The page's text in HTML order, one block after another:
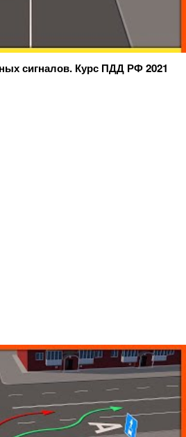
сигналов. Курс ПДД РФ 2021